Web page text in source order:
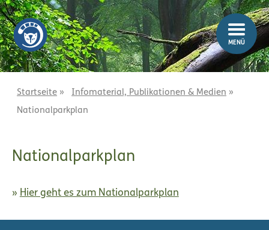
Z
u
m
I
n
Z
u
m
H
a
MENÜ
Startseite » Infomaterial, Publikationen & Medien »
Nationalparkplan
Nationalparkplan
Hier geht es zum Nationalparkplan